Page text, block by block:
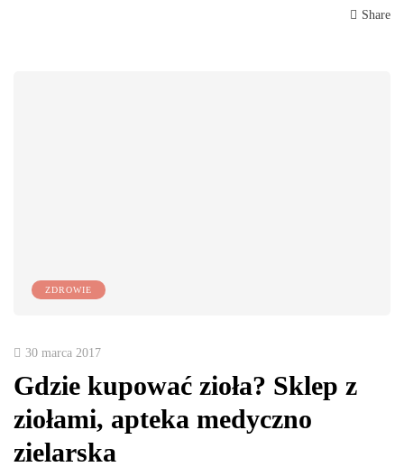
Share
ZDROWIE
30 marca 2017
Gdzie kupować zioła? Sklep z
ziołami, apteka medyczno
zielarska